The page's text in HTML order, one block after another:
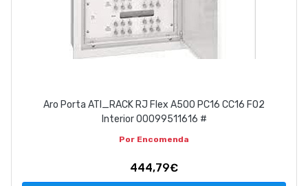
Aro Porta ATI_RACK RJ Flex A500 PC16 CC16 FO2
Interior 00099511616 #
Por Encomenda
444,79€